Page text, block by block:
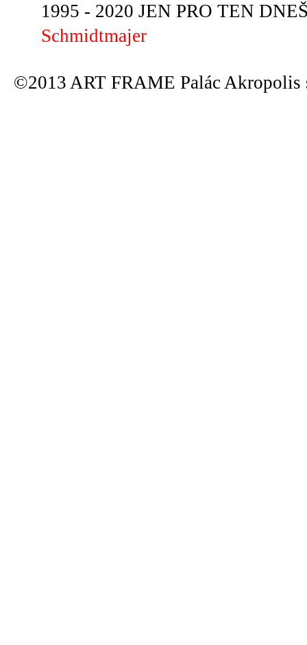
1995 - 2020 JEN PRO TEN
Schmidtmajer
©2013 ART FRAME Palác Akropolis